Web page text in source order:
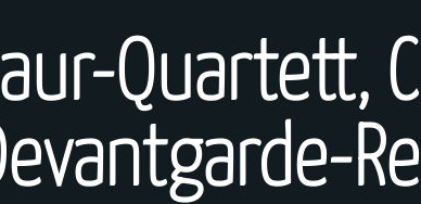
Quartett,